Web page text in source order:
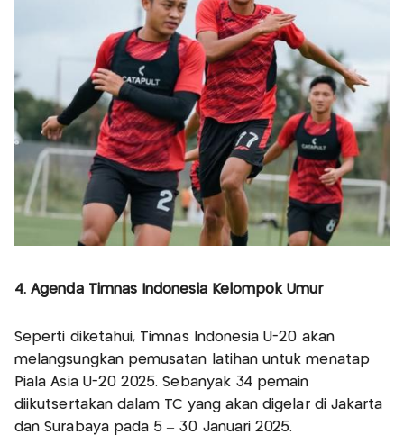
4. Agenda Timnas Indonesia Kelompok Umur
Seperti diketahui, Timnas Indonesia U-20 akan
melangsungkan pemusatan latihan untuk menatap
Piala Asia U-20 2025. Sebanyak 34 pemain
diikutsertakan dalam TC yang akan digelar di Jakarta
dan Surabaya pada 5 – 30 Januari 2025.